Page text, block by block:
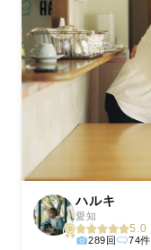
ハルキ
愛知
5.0
289回 74件